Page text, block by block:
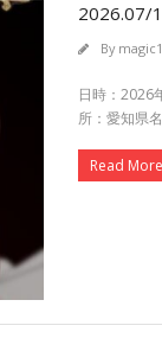
2026.07/
By
日時：2026
所：愛知県
Read More